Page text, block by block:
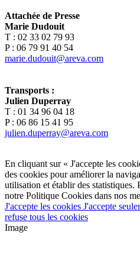
Attachée de Presse
Marie Dudouit
T : 02 33 02 79 93
P : 06 79 91 40 54
marie.dudouit@areva.com
Transports :
Julien Duperray
T : 01 34 96 04 18
P : 06 86 15 41 95
julien.duperray@areva.com
En cliquant sur « J'accepte les
des cookies pour améliorer la
utilisation et établir des statistiques.
notre Politique Cookies dans nos
J'accepte les cookies J'accepte
refuse tous les cookies
Image